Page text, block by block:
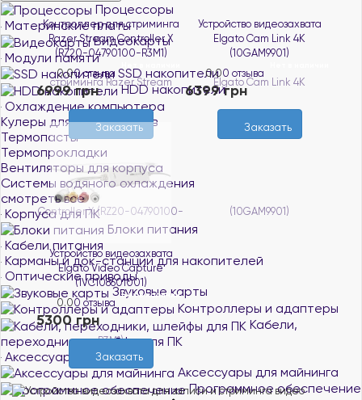
Процессоры
Материнские платы
Видеокарты
Модули памяти
SSD накопители
HDD накопители
Охлаждение компьютера
Кулеры для процессоров
Термопасты
Термопрокладки
Вентиляторы для корпуса
Системы водяного охлаждения
смотреть все
Корпуса для ПК
Блоки питания
Кабели питания
Карманы и док-станции для накопителей
Оптические приводы
Звуковые карты
Контроллеры и адаптеры
Кабели,
переходники, шлейфы для ПК
Аксессуары для ПК
Аксессуары для майнинга
Программное обеспечение
Контроллер для стриминга
Razer Stream Controller X
(RZ20-04790100-R3M1)
0.00 отзыва
6999 грн
Заказать
Устройство видеозахвата
Elgato Cam Link 4K
(10GAM9901)
0.00 отзыва
6399 грн
Заказать
Устройство видеозахвата
Elgato Video Capture
(1VC108601001)
0.00 отзыва
Нет в наличии
5300 грн
Заказать